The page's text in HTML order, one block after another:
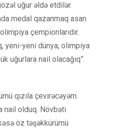
uğur əldə etdilər.
medal qazanmaq asan
çempionlarıdır.
yeni-yeni dünya, olimpiya
uğurlara nail olacağıq”.
qızıla çevirəcəyəm.
nail olduq. Növbəti
öz təşəkkürümü